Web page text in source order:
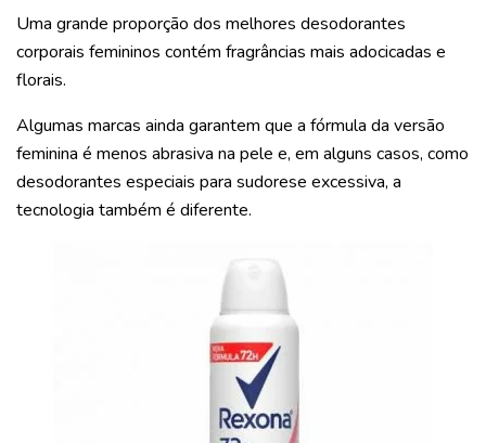
Uma grande proporção dos melhores desodorantes
corporais femininos contém fragrâncias mais adocicadas e
florais.
Algumas marcas ainda garantem que a fórmula da versão
feminina é menos abrasiva na pele e, em alguns casos, como
desodorantes especiais para sudorese excessiva, a
tecnologia também é diferente.